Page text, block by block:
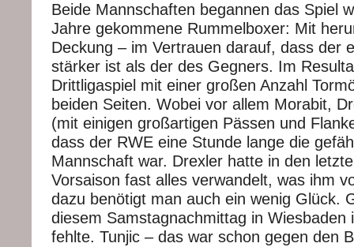
Beide Mannschaften begannen das Spiel
Jahre gekommene Rummelboxer: Mit
Deckung – im Vertrauen darauf, dass der
stärker ist als der des Gegners. Im
Drittligaspiel mit einer großen Anzahl
beiden Seiten. Wobei vor allem Morabit,
(mit einigen großartigen Pässen und
dass der RWE eine Stunde lange die
Mannschaft war. Drexler hatte in den
Vorsaison fast alles verwandelt, was ihm
dazu benötigt man auch ein wenig Glück.
diesem Samstagnachmittag in Wiesbaden
fehlte. Tunjic – das war schon gegen den